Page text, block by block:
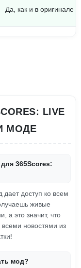
Да, как и в оригинале
LIVE
И МОДЕ
365Scores:
дает доступ ко всем
живые
а это значит, что
новостями из
мод?